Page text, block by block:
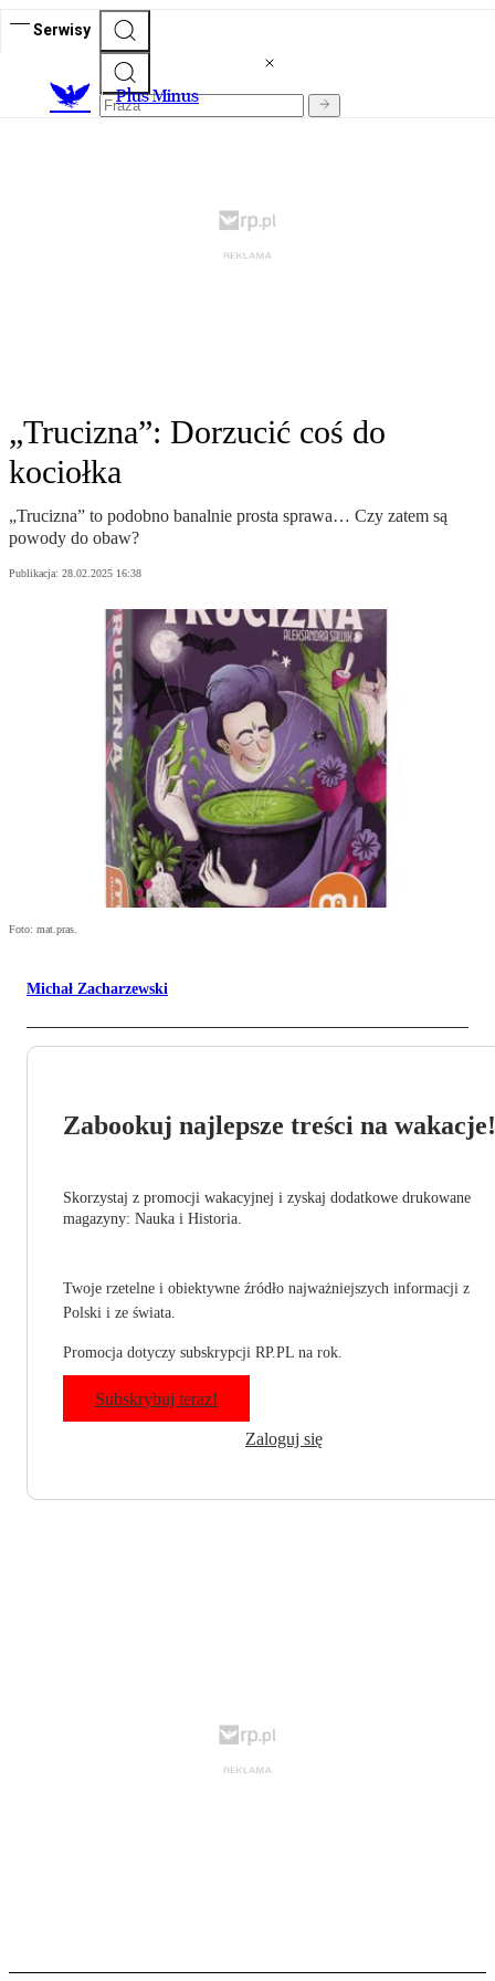
Serwisy
Plus Minus
„Trucizna”: Dorzucić coś do
kociołka
„Trucizna” to podobno banalnie prosta sprawa… Czy zatem są
powody do obaw?
Publikacja: 28.02.2025 16:38
Foto: mat.pras.
Michał Zacharzewski
Zabookuj najlepsze treści na wakacje!
Skorzystaj z promocji wakacyjnej i zyskaj dodatkowe drukowane
magazyny: Nauka i Historia.
Twoje rzetelne i obiektywne źródło najważniejszych informacji z
Polski i ze świata.
Promocja dotyczy subskrypcji RP.PL na rok.
Subskrybuj teraz!
Zaloguj się